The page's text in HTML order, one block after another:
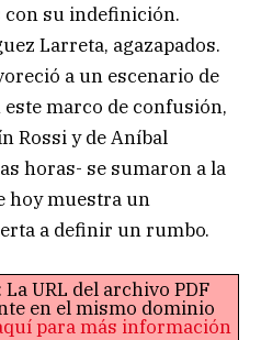
con su indefinición.
Larreta, agazapados.
a un escenario de
marco de confusión,
Rossi y de Aníbal
horas- se sumaron a la
hoy muestra un
a definir un rumbo.
URL del archivo PDF
en el mismo dominio
para más información